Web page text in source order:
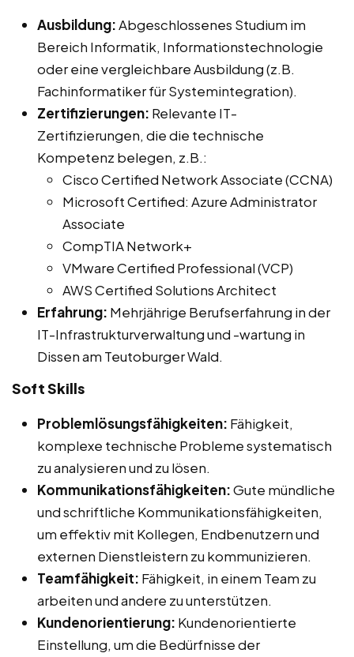
Ausbildung:Abgeschlossenes Studium im
Bereich Informatik, Informationstechnologie
oder eine vergleichbare Ausbildung (z.B.
Fachinformatiker für Systemintegration).
Zertifizierungen: Relevante IT-
Zertifizierungen, die die technische
Kompetenz belegen, z.B.:
Cisco Certified Network Associate (CCNA)
Microsoft Certified: Azure Administrator
Associate
CompTIA Network+
VMware Certified Professional (VCP)
AWS Certified Solutions Architect
Erfahrung: Mehrjährige Berufserfahrung in der
IT-Infrastrukturverwaltung und -wartung in
Dissen am Teutoburger Wald.
Soft Skills
Problemlösungsfähigkeiten: Fähigkeit,
komplexe technische Probleme systematisch
zu analysieren und zu lösen.
Kommunikationsfähigkeiten:Gute mündliche
und schriftliche Kommunikationsfähigkeiten,
um effektiv mit Kollegen, Endbenutzern und
externen Dienstleistern zu kommunizieren.
Teamfähigkeit: Fähigkeit, in einem Team zu
arbeiten und andere zu unterstützen.
Kundenorientierung: Kundenorientierte
Einstellung, um die Bedürfnisse der